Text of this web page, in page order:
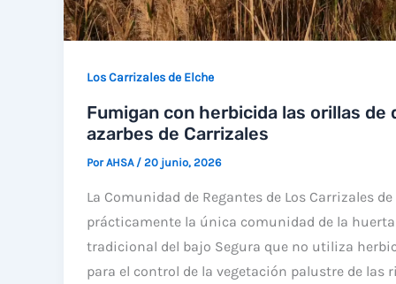
Los Carrizales de Elche
Fumigan con herbicida las orillas de
azarbes de Carrizales
PorAHSA / 20 junio, 2026
La Comunidad de Regantes de Los Carrizales de
prácticamente la única comunidad de la huerta
tradicional del bajo Segura que no utiliza
para el control de la vegetación palustre de las